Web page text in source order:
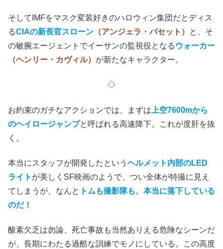
そしてIMFをマスク変装好きのハロウィン集団だとディス
るCIAの新長官スローン （アンジェラ・バセット）
と、そ
の敏腕エージェントでイーサンの監視役となる ウォーカー
（ヘンリー・カヴィル） が新たなキャラクター。
◇
お約束のガチなアクションでは、まずは 上空7600mから
のヘイロージャンプと呼ばれる高速降下。これが度肝を抜
く。
本当にスタッフが開発したという ヘルメット内部のLED
ライト が美しくSF映画のようで、つい全体が特撮に見え
てしまうが、なんと トムも撮影隊も、本当に落下している
のだ！
酸素欠乏は勿論、死亡事故も当然ありえる危険なシーンだ
が、長期にわたる過酷な訓練でモノにしている。この高度